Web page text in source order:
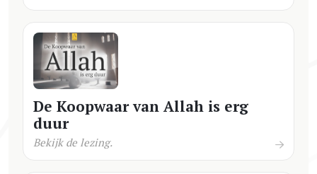
De Koopwaar van Allah is erg
duur
Bekijk de lezing.